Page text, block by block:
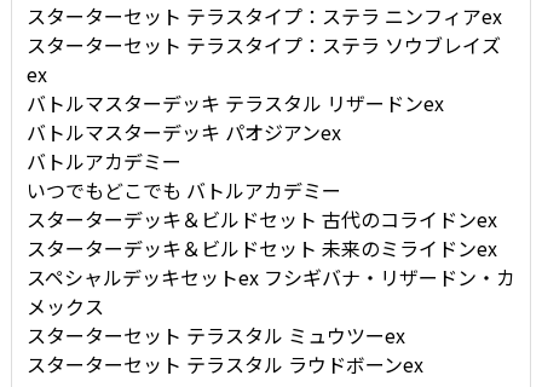
スターターセット テラスタイプ：ステラ ニンフィアex
スターターセット テラスタイプ：ステラ ソウブレイズ
ex
バトルマスターデッキ テラスタル リザードンex
バトルマスターデッキ パオジアンex
バトルアカデミー
いつでもどこでも バトルアカデミー
スターターデッキ＆ビルドセット 古代のコライドンex
スターターデッキ＆ビルドセット 未来のミライドンex
スペシャルデッキセットex フシギバナ・リザードン・カ
メックス
スターターセット テラスタル ミュウツーex
スターターセット テラスタル ラウドボーンex